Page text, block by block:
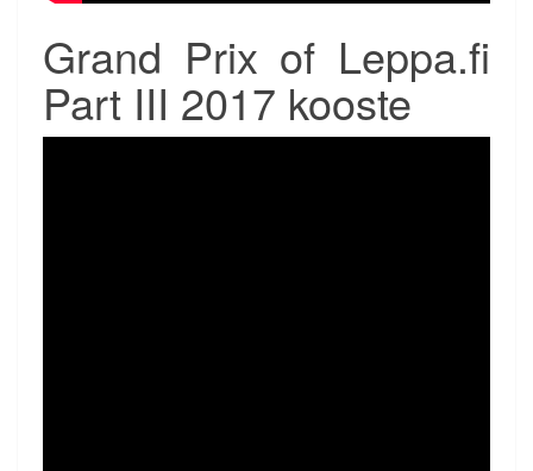
Grand Prix of Leppa.fi
Part III 2017 kooste